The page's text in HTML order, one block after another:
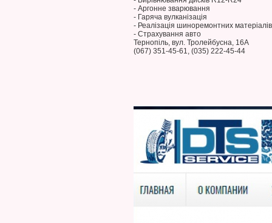
- Аргонне зварювання
- Гаряча вулканізація
- Реалізація шиноремонтних матеріалів
- Страхування авто
Тернопіль, вул. Тролейбусна, 16А
(067) 351-45-61, (035) 222-45-44